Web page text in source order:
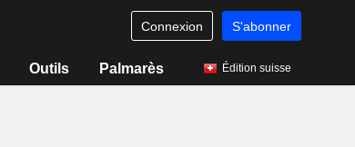
Connexion S'abonner
Outils Palmarès Édition suisse